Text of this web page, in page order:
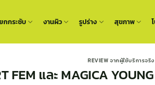
กกระชับ งานผิว รูปร่าง สุขภาพ
REVIEW จากผู้ใช้บริการจริง
FEM และ MAGICA